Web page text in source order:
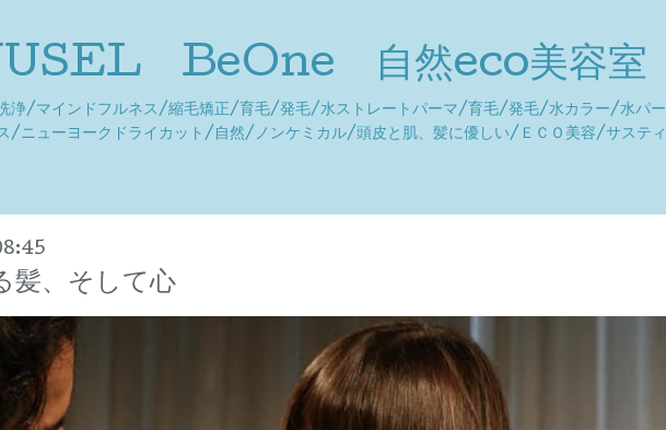
BeOne 自然eco美容室
/マインドフルネス/縮毛矯正/育毛/発毛/水ストレートパーマ/育毛/発毛/水カラー/水パ
ューヨークドライカット/自然/ノンケミカル/頭皮と肌、髪に優しい/ＥＣＯ美容/サステ
髪、そして心